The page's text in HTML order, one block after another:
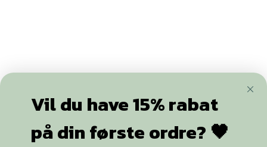
Vil du have 15% rabat
på din første ordre? 🖤